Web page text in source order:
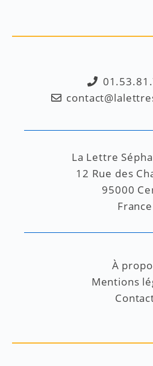
La Lettre
12 Rue des
95000
France
À
Mentions